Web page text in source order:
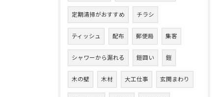
定期清掃がおすすめ チラシ
ティッシュ 配布 郵便局 集客
シャワーから漏れる 鎧囲い 鎧
木の壁 木材 大工仕事 玄関まわり